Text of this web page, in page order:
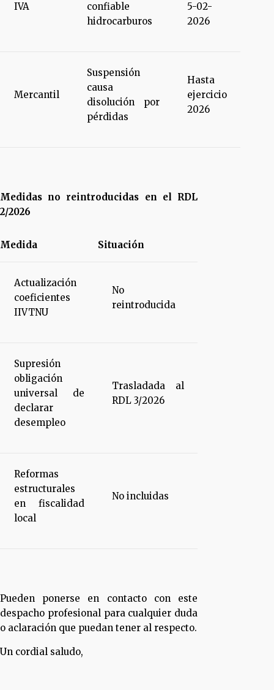
IVA
confiable
hidrocarburos
5-02-
2026
Mercantil
Suspensión
causa
disolución por
pérdidas
Hasta
ejercicio
2026
Medidas no reintroducidas en el RDL
2/2026
Medida Situación
Actualización
coeficientes
IIVTNU
No
reintroducida
Supresión
obligación
universal de
declarar
desempleo
Trasladada al
RDL 3/2026
Reformas
estructurales
en fiscalidad
local
No incluidas
Pueden ponerse en contacto con este
despacho profesional para cualquier duda
o aclaración que puedan tener al respecto.
Un cordial saludo,